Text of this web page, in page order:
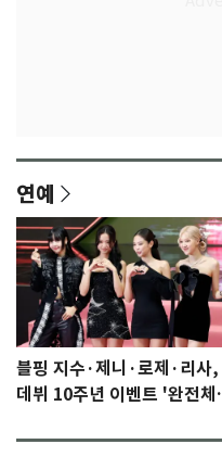
연예
블핑 지수·제니·로제·리사,
데뷔 10주년 이벤트 '완전체'